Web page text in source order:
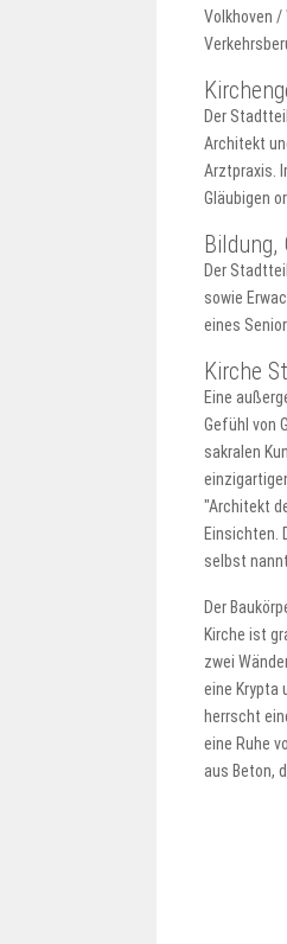
Volkhoven /
Der
Architekt
Arztpraxis.
Gläubigen
Der
sowie
eines
Kirche
Eine
Gefühl von
sakralen
"Architekt
Einsichten.
selbst
Der
Kirche ist
zwei
eine Krypta
herrscht
eine Ruhe
aus Beton,